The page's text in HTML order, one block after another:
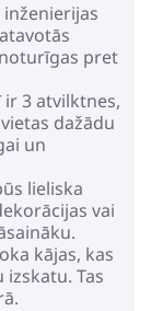
pret
ir 3 atvilktnes,
dažādu
un
lieliska
vai
kājas, kas
Tas